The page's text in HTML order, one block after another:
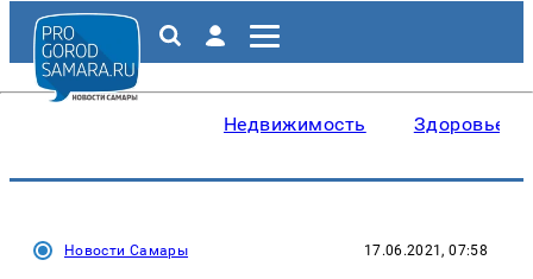
Недвижимость Здоровье
Новости Самары 17.06.2021, 07:58